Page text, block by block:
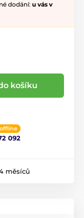
dodání: u vás v
košíku
offline
092
měsíců